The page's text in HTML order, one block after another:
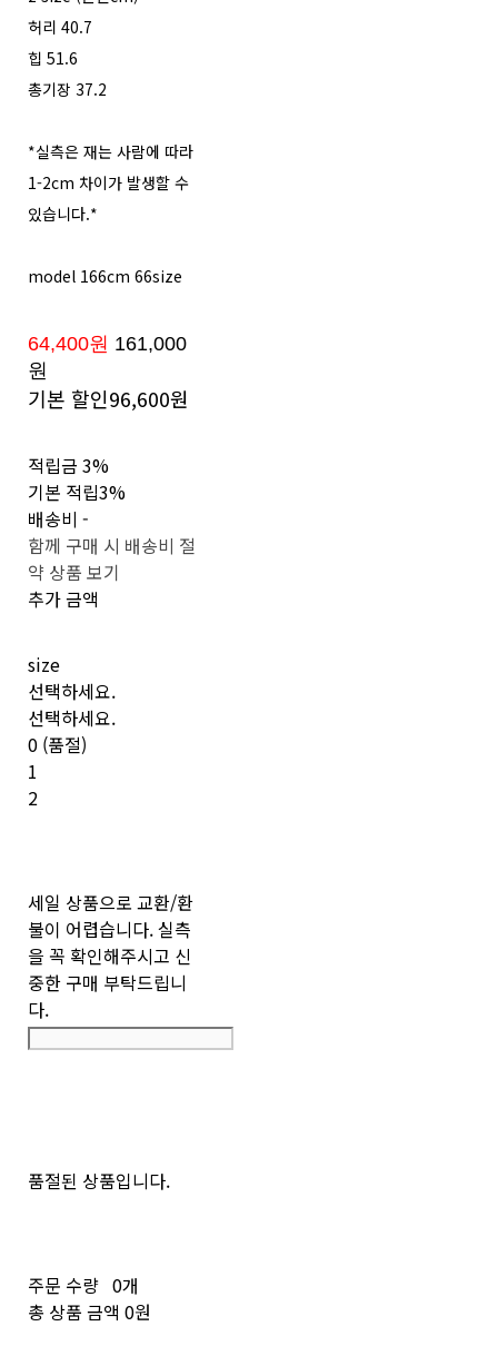
허리 40.7
힙 51.6
총기장 37.2
*실측은 재는 사람에 따라
1-2cm 차이가 발생할 수
있습니다.*
model 166cm 66size
64,400원 161,000
원
기본 할인96,600원
적립금 3%
기본 적립3%
배송비-
함께 구매 시 배송비 절
약 상품 보기
추가 금액
size
선택하세요.
선택하세요.
0 (품절)
1
2
세일 상품으로 교환/환
불이 어렵습니다. 실측
을 꼭 확인해주시고 신
중한 구매 부탁드립니
다.
품절된 상품입니다.
주문 수량 0개
총 상품 금액 0원